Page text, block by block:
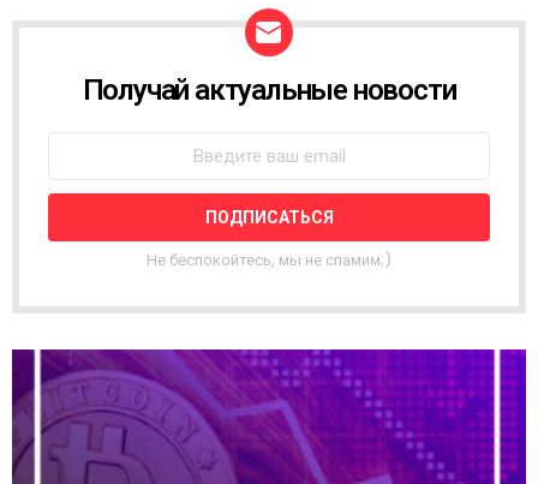
В
С
Т
Н
Р
С
С
Ы
Л
К
А
Получай актуальные новости
Не беспокойтесь, мы не спамим;)